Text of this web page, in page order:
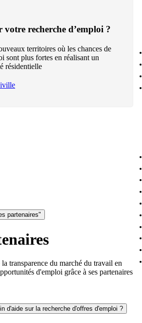
votre recherche d’emploi ?
territoires où les chances de
sont plus fortes en réalisant un
résidentielle
partenaires"
transparence du marché du travail en
d'emploi grâce à ses partenaires
d'aide sur la recherche d'offres d'emploi ?